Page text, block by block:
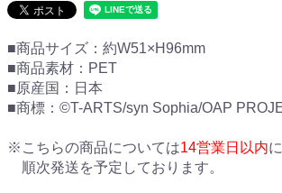
■商品サイズ：約W51×H96mm
■商品素材：PET
■原産国：日本
■商標：©T-ARTS/syn Sophia/OAP
※こちらの商品については14営業日以内に
順次発送を予定しております。